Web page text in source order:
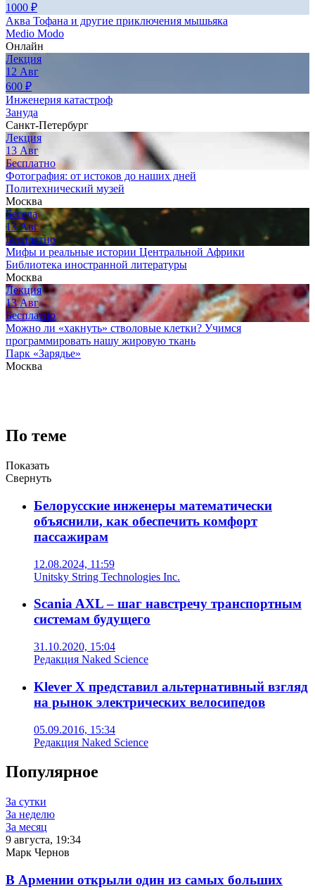
1000 ₽
Аква Тофана и другие приключения мышьяка
Medio Modo
Онлайн
Лекция
12 Авг
600 ₽
Инженерия катастроф
Зануда
Санкт-Петербург
Лекция
13 Авг
Бесплатно
Фотография: от истоков до наших дней
Политехнический музей
Москва
Беседа
13 Авг
Бесплатно
Мифы и реальные истории Центральной Африки
Библиотека иностранной литературы
Москва
Лекция
13 Авг
Бесплатно
Можно ли «хакнуть» стволовые клетки? Учимся
программировать нашу жировую ткань
Парк «Зарядье»
Москва
По теме
Показать
Свернуть
Белорусские инженеры математически
объяснили, как обеспечить комфорт
пассажирам
12.08.2024, 11:59
Unitsky String Technologies Inc.
Scania AXL – шаг навстречу транспортным
системам будущего
31.10.2020, 15:04
Редакция Naked Science
Klever X представил альтернативный взгляд
на рынок электрических велосипедов
05.09.2016, 15:34
Редакция Naked Science
Популярное
За сутки
За неделю
За месяц
9 августа, 19:34
Марк Чернов
В Армении открыли один из самых больших